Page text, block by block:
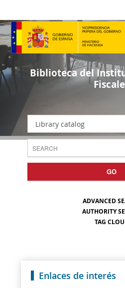
Biblioteca del
Library catalog
GO
ADVANCED
AUTHORITY
TAG
Enlaces de interés